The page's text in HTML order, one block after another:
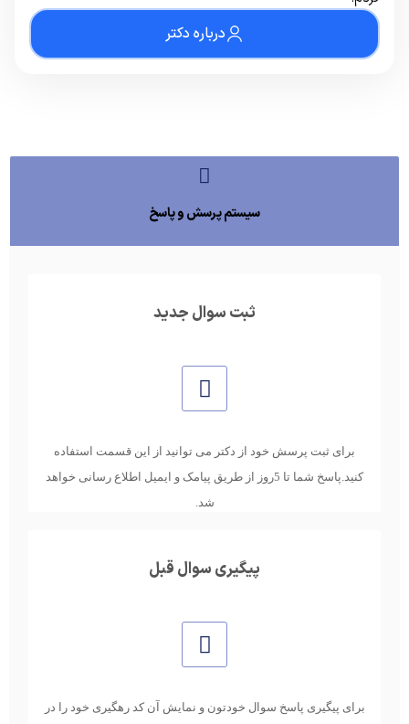
درباره دکتر
سیستم پرسش و پاسخ
ثبت سوال جدید
برای ثبت پرسش خود از دکتر می توانید از این قسمت استفاده
کنید.پاسخ شما تا 5روز از طریق پیامک و ایمیل اطلاع رسانی خواهد
شد.
پیگیری سوال قبل
برای پیگیری پاسخ سوال خودتون و نمایش آن کد رهگیری خود را در